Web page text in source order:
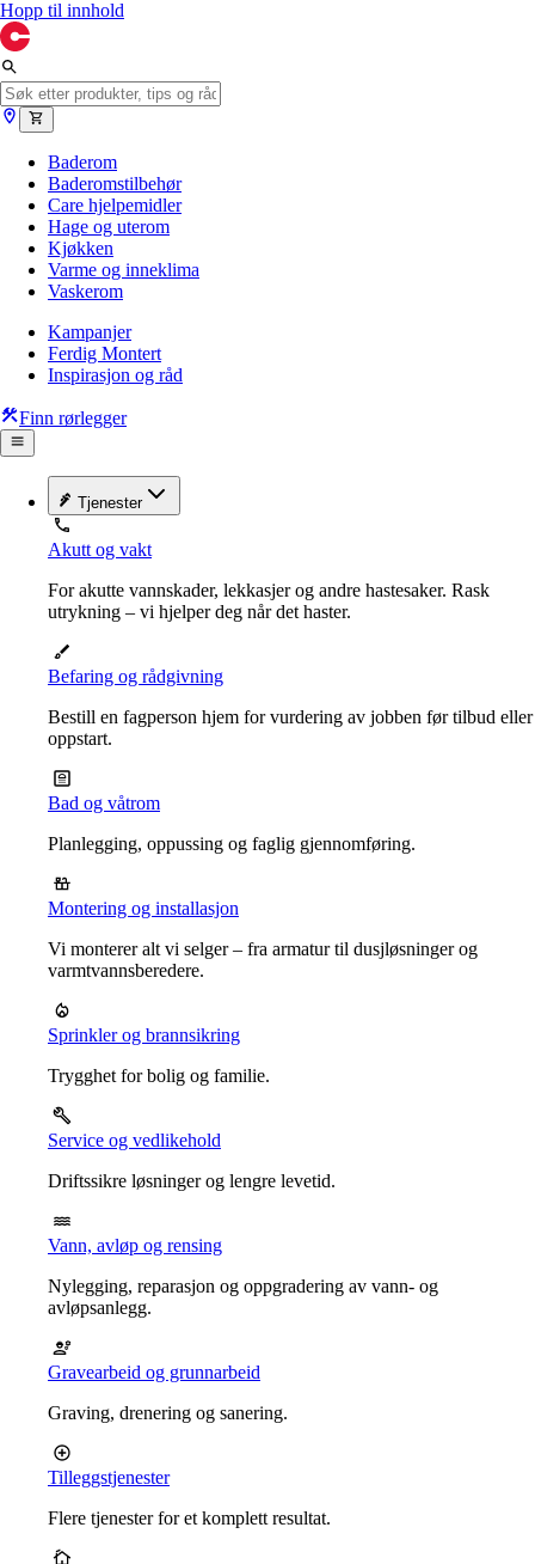
Hopp til innhold
Baderom
Baderomstilbehør
Care hjelpemidler
Hage og uterom
Kjøkken
Varme og inneklima
Vaskerom
Kampanjer
Ferdig Montert
Inspirasjon og råd
Finn rørlegger
Tjenester
Akutt og vakt
For akutte vannskader, lekkasjer og andre hastesaker. Rask
utrykning – vi hjelper deg når det haster.
Befaring og rådgivning
Bestill en fagperson hjem for vurdering av jobben før tilbud eller
oppstart.
Bad og våtrom
Planlegging, oppussing og faglig gjennomføring.
Montering og installasjon
Vi monterer alt vi selger – fra armatur til dusjløsninger og
varmtvannsberedere.
Sprinkler og brannsikring
Trygghet for bolig og familie.
Service og vedlikehold
Driftssikre løsninger og lengre levetid.
Vann, avløp og rensing
Nylegging, reparasjon og oppgradering av vann- og
avløpsanlegg.
Gravearbeid og grunnarbeid
Graving, drenering og sanering.
Tilleggstjenester
Flere tjenester for et komplett resultat.